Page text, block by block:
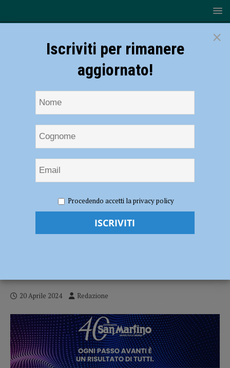
Navale Italiana di Piacenza, la storia di Adriatica attracca in città lunedi
22 aprile
Lega Navale Italiana di Piacenza, la storia
20 Aprile 2024 Redazione
×
Iscriviti per rimanere
aggiornato!
Procedendo accetti la privacy policy